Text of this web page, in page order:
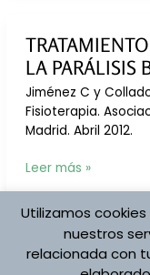
LA PARÁLISIS
Jiménez C y
Fisioterapia.
Madrid. Abril 2012.
Tratamiento
la
en
Leer más »
Utilizamos
nuestros
relacionada con